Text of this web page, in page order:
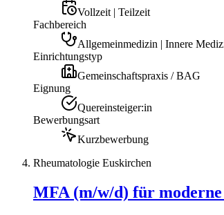
Vollzeit | Teilzeit
Fachbereich
Allgemeinmedizin | Innere
Einrichtungstyp
Gemeinschaftspraxis / BAG
Eignung
Quereinsteiger:in
Bewerbungsart
Kurzbewerbung
Rheumatologie Euskirchen
MFA (m/w/d) für